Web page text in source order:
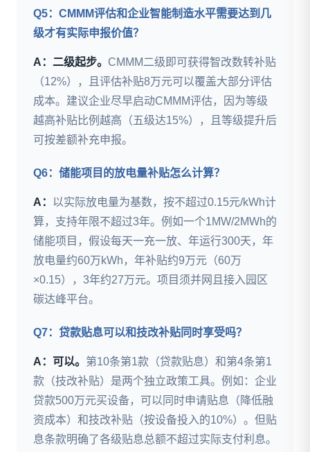
Q5：CMMM评估和企业智能制造水平需要达到几
级才有实际申报价值？
A：二级起步。 CMMM二级即可获得智改数转补贴
（12%），且评估补贴8万元可以覆盖大部分评估
成本。建议企业尽早启动CMMM评估，因为等级
越高补贴比例越高（五级达15%），且等级提升后
可按差额补充申报。
Q6：储能项目的放电量补贴怎么计算？
A： 以实际放电量为基数，按不超过0.15元/kWh计
算，支持年限不超过3年。例如一个1MW/2MWh的
储能项目，假设每天一充一放、年运行300天，年
放电量约60万kWh，年补贴约9万元（60万
×0.15），3年约27万元。项目须并网且接入园区
碳达峰平台。
Q7：贷款贴息可以和技改补贴同时享受吗？
A：可以。 第10条第1款（贷款贴息）和第4条第1
款（技改补贴）是两个独立政策工具。例如：企业
贷款500万元买设备，可以同时申请贴息（降低融
资成本）和技改补贴（按设备投入的10%）。但贴
息条款明确了各级贴息总额不超过实际支付利息。